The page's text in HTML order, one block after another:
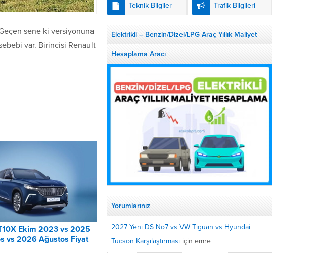
sene ki versiyonuna
var. Birincisi Renault
Ekim 2023 vs 2025
vs 2026 Ağustos Fiyat
Teknik Bilgiler Trafik Bilgileri
Elektrikli – Benzin/Dizel/LPG Araç Yıllık Maliyet
Hesaplama Aracı
Yorumlarınız
2027 Yeni DS No7 vs VW Tiguan vs Hyundai
Tucson Karşılaştırması için emre